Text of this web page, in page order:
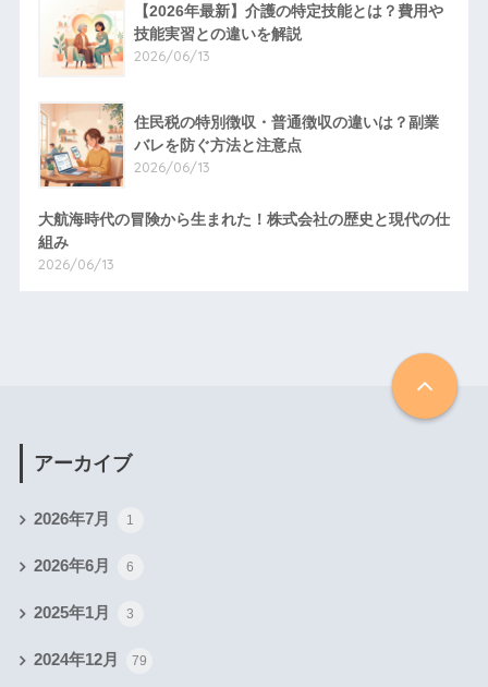
【2026年最新】介護の特定技能とは？費用や
技能実習との違いを解説
2026/06/13
住民税の特別徴収・普通徴収の違いは？副業
バレを防ぐ方法と注意点
2026/06/13
大航海時代の冒険から生まれた！株式会社の歴史と現代の仕
組み
2026/06/13
アーカイブ
2026年7月 1
2026年6月 6
2025年1月 3
2024年12月 79